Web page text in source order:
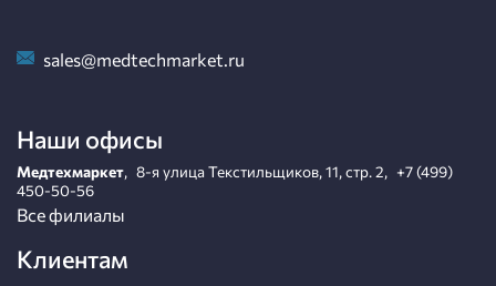
sales@medtechmarket.ru
Наши офисы
Медтехмаркет, 8-я улица Текстильщиков, 11, стр. 2, +7 (499)
450-50-56
Все филиалы
Клиентам